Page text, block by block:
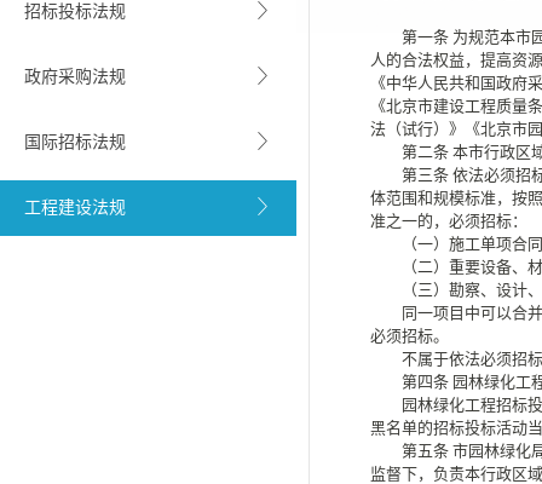
招标投标法规
政府采购法规
国际招标法规
工程建设法规
第一条 为规范本市
人的合法权益，提高资
《中华人民共和国政府
《北京市建设工程质量
法（试行）》《北京市
第二条 本市行政区
第三条 依法必须招
体范围和规模标准，按
准之一的，必须招标：
（一）施工单项合同
（二）重要设备、材
（三）勘察、设计、
同一项目中可以合并
必须招标。
不属于依法必须招标
第四条 园林绿化工
园林绿化工程招标投
黑名单的招标投标活动
第五条 市园林绿化
监督下，负责本行政区